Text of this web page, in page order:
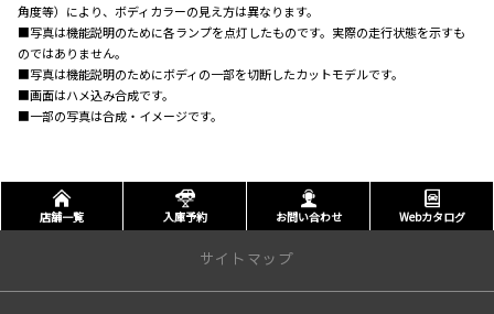
角度等）により、ボディカラーの見え方は異なります。
■写真は機能説明のために各ランプを点灯したものです。実際の走行状態を示すも
のではありません。
■写真は機能説明のためにボディの一部を切断したカットモデルです。
■画面はハメ込み合成です。
■一部の写真は合成・イメージです。
店舗一覧 入庫予約 お問い合わせ Webカタログ
サイトマップ